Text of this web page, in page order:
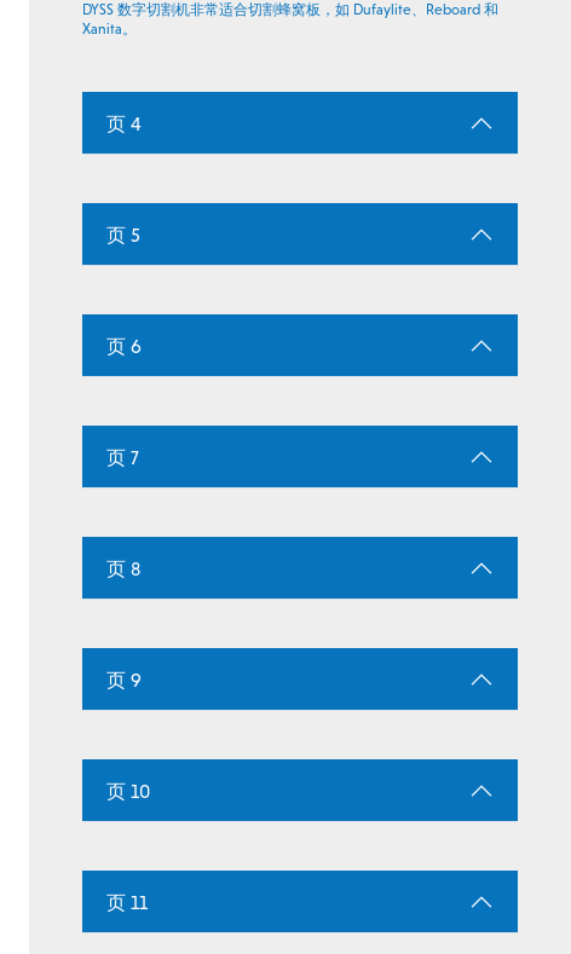
DYSS 数字切割机非常适合切割蜂窝板，如 Dufaylite、Reboard 和
Xanita。
页 4
页 5
页 6
页 7
页 8
页 9
页 10
页 11